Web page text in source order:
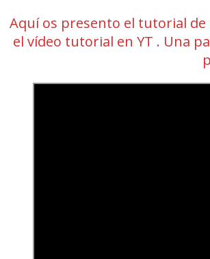
Aquí os presento el tutorial
el vídeo tutorial en YT . Una